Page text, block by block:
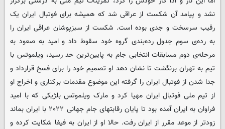
نشد و پیامد آن شکست از عراقی شد که همیشه برای فوتبال ایران یک
رقیب سرسخت و جدی بوده است. شکست از سبزپوشان عراقی ایران را
به رده‌ی سوم جدول رده‌بندی گروه خود سقوط داد و امید به صعود به
مرحله‌ی دوم مسابقات انتخابی جام به پایین‌ترین حد رسید، ویلموتس با
تیم به تهران برنگشت تا نشان دهد او تصمیم خود را برای فسخ قرارداد و
جدا شدن از فوتبال ایران را گرفته این موضوع مقدمات برکناری و اخراج او
از تیم ملی فوتبال ایران مهیا کرد و مارک ویلموتس بلژیکی که با امید
فراوان به ایران آمده بود تا پایان رقابتهای جام جهانی ۲۰۲۲ با ایران بماند
زودتر از موعد مقرر از ایران رفت. حالا او از ایران به فیفا شکایت کرده و